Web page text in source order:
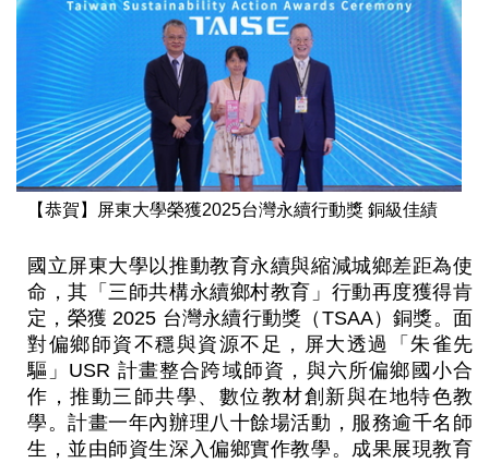
【恭賀】屏東大學榮獲2025台灣永續行動獎 銅級佳績
國立屏東大學以推動教育永續與縮減城鄉差距為使
命，其「三師共構永續鄉村教育」行動再度獲得肯
定，榮獲 2025 台灣永續行動獎（TSAA）銅獎。面
對偏鄉師資不穩與資源不足，屏大透過「朱雀先
驅」USR 計畫整合跨域師資，與六所偏鄉國小合
作，推動三師共學、數位教材創新與在地特色教
學。計畫一年內辦理八十餘場活動，服務逾千名師
生，並由師資生深入偏鄉實作教學。成果展現教育